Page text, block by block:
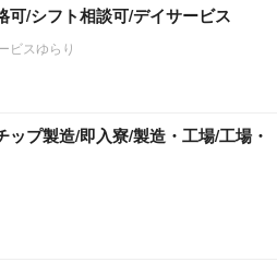
可/シフト相談可/デイサービス
ビスゆらり
ップ製造/即入寮/製造・工場/工場・